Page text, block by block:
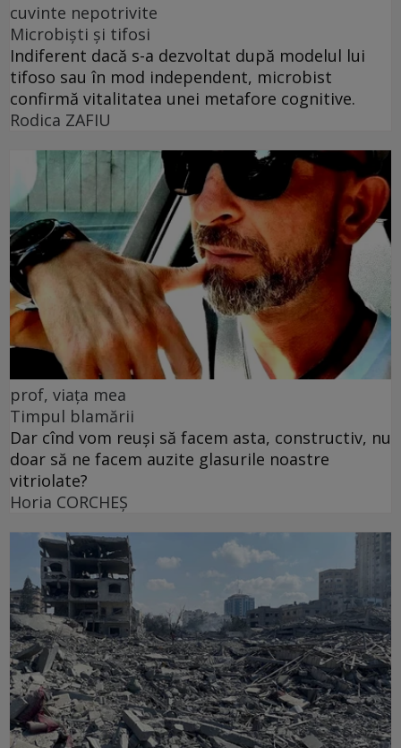
cuvinte nepotrivite
Microbiști și tifosi
Indiferent dacă s-a dezvoltat după modelul lui
tifoso sau în mod independent, microbist
confirmă vitalitatea unei metafore cognitive.
Rodica ZAFIU
prof, viața mea
Timpul blamării
Dar cînd vom reuși să facem asta, constructiv, nu
doar să ne facem auzite glasurile noastre
vitriolate?
Horia CORCHEŞ